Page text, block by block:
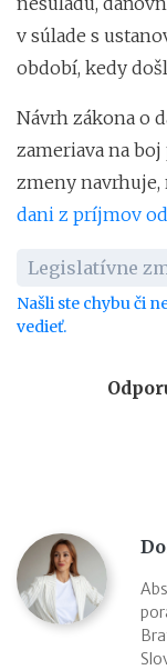
v súlade s
období, kedy
Návrh zákona o
zameriava na
zmeny navrhuje,
dani z príjmov
Legislatívne
Našli ste chybu či
vedieť.